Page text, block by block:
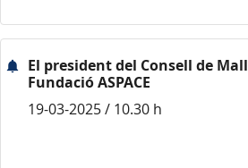
El president del Consell de
Fundació ASPACE
19-03-2025 / 10.30 h